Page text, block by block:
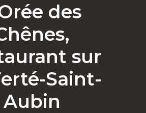
Orléans
des
sur
Saint-
Aubin